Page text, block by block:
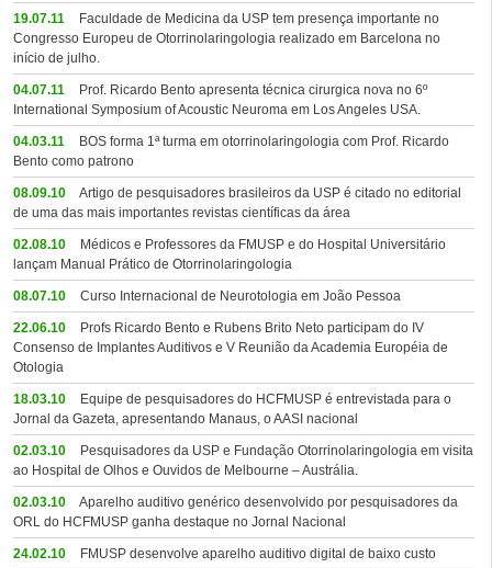
19.07.11
Faculdade de Medicina da USP tem presença importante no
Congresso Europeu de Otorrinolaringologia realizado em Barcelona no
início de julho.
04.07.11
Prof. Ricardo Bento apresenta técnica cirurgica nova no 6º
International Symposium of Acoustic Neuroma em Los Angeles USA.
04.03.11
BOS forma 1ª turma em otorrinolaringologia com Prof. Ricardo
Bento como patrono
08.09.10
Artigo de pesquisadores brasileiros da USP é citado no editorial
de uma das mais importantes revistas científicas da área
02.08.10
Médicos e Professores da FMUSP e do Hospital Universitário
lançam Manual Prático de Otorrinolaringologia
08.07.10 Curso Internacional de Neurotologia em João Pessoa
22.06.10
Profs Ricardo Bento e Rubens Brito Neto participam do IV
Consenso de Implantes Auditivos e V Reunião da Academia Européia de
Otologia
18.03.10
Equipe de pesquisadores do HCFMUSP é entrevistada para o
Jornal da Gazeta, apresentando Manaus, o AASI nacional
02.03.10
Pesquisadores da USP e Fundação Otorrinolaringologia em visita
ao Hospital de Olhos e Ouvidos de Melbourne – Austrália.
02.03.10
Aparelho auditivo genérico desenvolvido por pesquisadores da
ORL do HCFMUSP ganha destaque no Jornal Nacional
24.02.10 FMUSP desenvolve aparelho auditivo digital de baixo custo